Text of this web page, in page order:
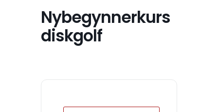
Nybegynnerkurs
diskgolf